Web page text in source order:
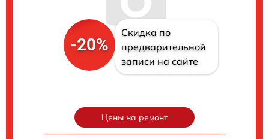
-20%
Скидка по
предварительной
записи на сайте
Цены на ремонт